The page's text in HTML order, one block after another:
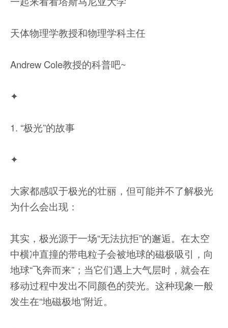
天体物理学教授和物理学科主任
Andrew Cole教授的科普吧~
✦
1. “极光”的故事
✦
大家都感叹于极光的壮丽，但可能并不了解极光
为什么会出现：
其实，极光源于一场“无法抗拒”的邂逅。在太空
中横冲直撞的带电粒子会被地球的磁极吸引，向
地球“飞奔而来”；当它们遇上大气层时，就会在
移动过程中发出不同颜色的荧光。这种现象一般
发生在“地磁极地”附近。